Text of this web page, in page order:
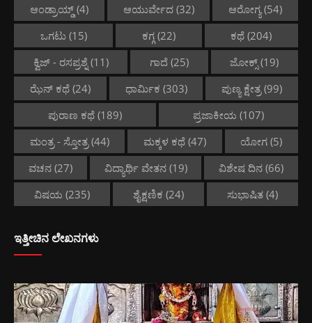
ಆಂಡ್ರಾಯ್ಡ್(4) ಆಯುರ್ವೇದ(32) ಆರೋಗ್ಯ (54)
ಒಗಟು(15) ಕಗ್ಗ(22) ಕಥೆ (204)
ಕ್ವಿಜ್ - ರಸಪ್ರಶ್ನೆ (11) ಗಾದೆ(25) ಜೋಕ್ಸ್ (19)
ಝೆನ್ ಕಥೆ(24) ಧಾರ್ಮಿಕ (303) ಪುಣ್ಯ ಕ್ಷೇತ್ರ(99)
ಪುರಾಣ ಕಥೆ (189) ಪ್ರಜಾಕೀಯ (107)
ಮಂತ್ರ - ಸ್ತೋತ್ರ(44) ಮಕ್ಕಳ ಕಥೆ(47) ಯೋಗ (5)
ವಚನ(27) ವಿದ್ಯಾರ್ಥಿ ವೇತನ(19) ವಿಶೇಷ ದಿನ (66)
ವಿಷಯ (235) ಶೈಕ್ಷಣಿಕ (24) ಸುಭಾಷಿತ (4)
ಇತ್ತೀಚಿನ ಲೇಖನಗಳು